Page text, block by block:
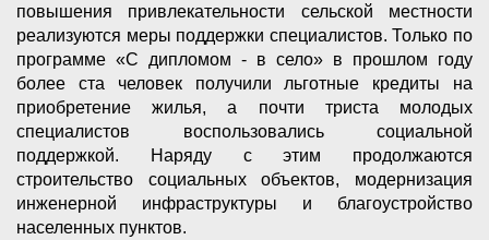
повышения привлекательности сельской местности
реализуются меры поддержки специалистов. Только по
программе «С дипломом - в село» в прошлом году
более ста человек получили льготные кредиты на
приобретение жилья, а почти триста молодых
специалистов воспользовались социальной
поддержкой. Наряду с этим продолжаются
строительство социальных объектов, модернизация
инженерной инфраструктуры и благоустройство
населенных пунктов.